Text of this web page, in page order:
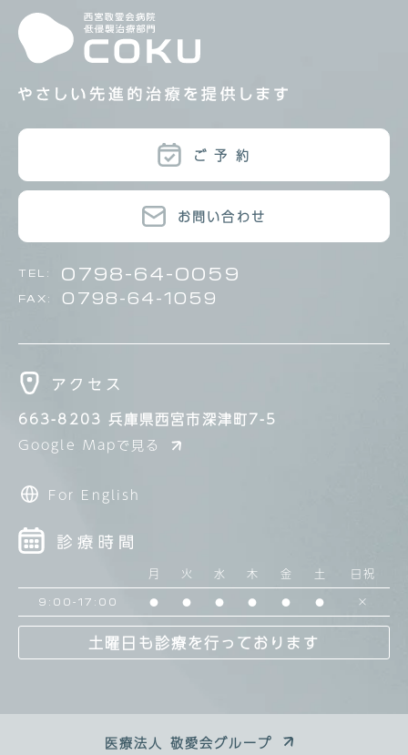
ご 予 約
お問い合わせ
TEL: 0798-64-0059
FAX: 0798-64-1059
663-8203 兵庫県西宮市深津町7-5
Google Mapで見る
For English
月 火 水 木 金 土 日祝
9:00-17:00 ● ● ● ● ● ● ×
土曜日も診療を行っております
医療法人 敬愛会グループ